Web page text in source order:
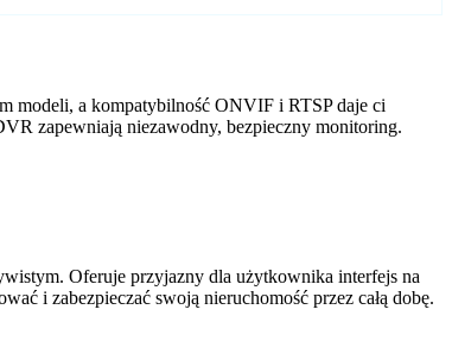
modeli, a kompatybilność ONVIF i RTSP daje ci
zapewniają niezawodny, bezpieczny monitoring.
Oferuje przyjazny dla użytkownika interfejs na
i zabezpieczać swoją nieruchomość przez całą dobę.